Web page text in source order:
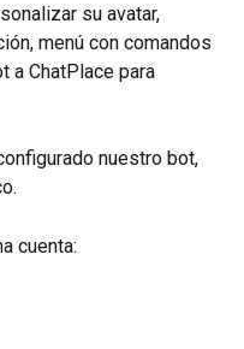
su avatar,
menú con comandos
a ChatPlace para
nuestro bot,
cuenta: